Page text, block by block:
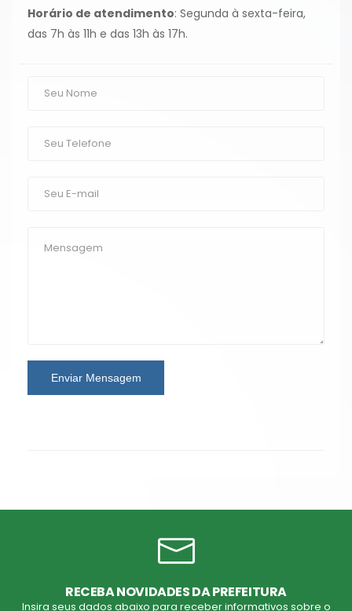
Horário de atendimento: Segunda à sexta-feira,
das 7h às 11h e das 13h às 17h.
Enviar Mensagem
RECEBA NOVIDADES DA PREFEITURA
Insira seus dados abaixo para receber informativos sobre o